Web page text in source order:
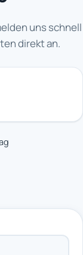
uns schnell
direkt an.